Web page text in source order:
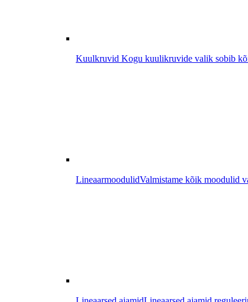
Kuulkruvid Kogu kuulikruvide valik sobib
LineaarmoodulidValmistame kõik moodulid